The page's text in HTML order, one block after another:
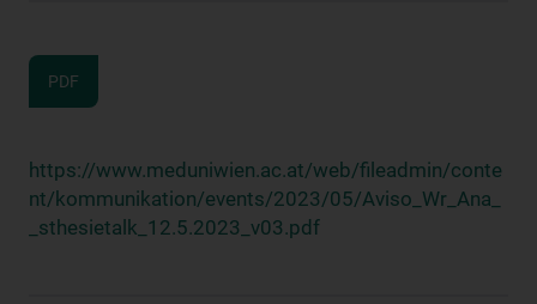
PDF
https://www.meduniwien.ac.at/web/fileadmin/conte
nt/kommunikation/events/2023/05/Aviso_Wr_Ana_
_sthesietalk_12.5.2023_v03.pdf